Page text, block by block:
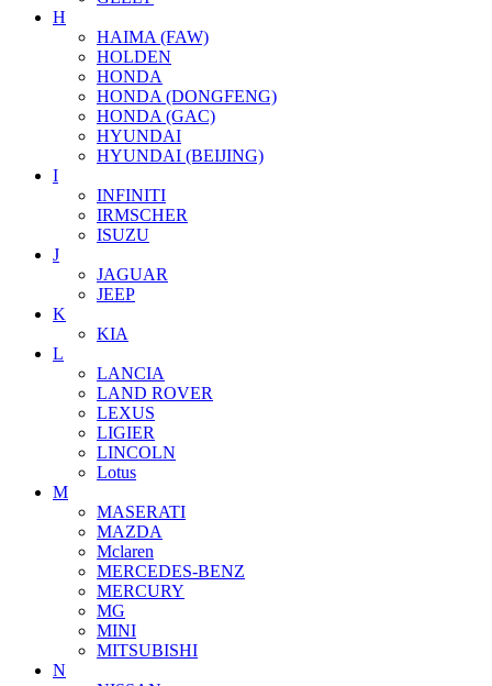
H
HAIMA (FAW)
HOLDEN
HONDA
HONDA (DONGFENG)
HONDA (GAC)
HYUNDAI
HYUNDAI (BEIJING)
I
INFINITI
IRMSCHER
ISUZU
J
JAGUAR
JEEP
K
KIA
L
LANCIA
LAND ROVER
LEXUS
LIGIER
LINCOLN
Lotus
M
MASERATI
MAZDA
Mclaren
MERCEDES-BENZ
MERCURY
MG
MINI
MITSUBISHI
N